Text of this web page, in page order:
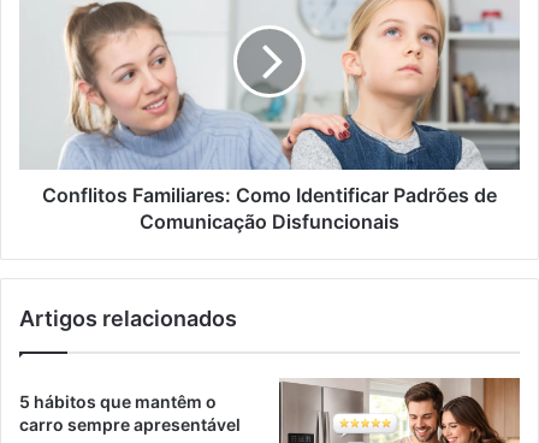
Conflitos Familiares: Como Identificar Padrões de
Comunicação Disfuncionais
Artigos relacionados
5 hábitos que mantêm o
carro sempre apresentável